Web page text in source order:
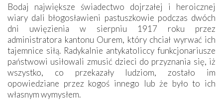
Bodaj największe świadectwo dojrzałej i heroicznej
wiary dali błogosławieni pastuszkowie podczas dwóch
dni uwięzienia w sierpniu 1917 roku przez
administratora kantonu Ourem, który chciał wyrwać ich
tajemnice siłą. Radykalnie antykatoliccy funkcjonariusze
państwowi usiłowali zmusić dzieci do przyznania się, iż
wszystko, co przekazały ludziom, zostało im
opowiedziane przez kogoś innego lub że było to ich
własnym wymysłem.